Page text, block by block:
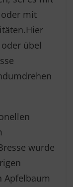
mit
übel
wurde
Apfelbaum